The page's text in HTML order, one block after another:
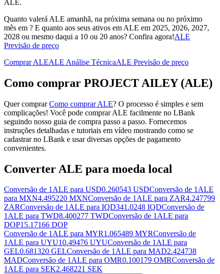
ALE.
Quanto valerá ALE amanhã, na próxima semana ou no próximo
mês em ? E quanto aos seus ativos em ALE em 2025, 2026, 2027,
2028 ou mesmo daqui a 10 ou 20 anos? Confira agora!ALE
Previsão de preço
Comprar ALEALE Análise TécnicaALE Previsão de preço
Como comprar PROJECT AILEY (ALE)
Quer comprarComo comprar ALE? O processo é simples e sem
complicações! Você pode comprar ALE facilmente no LBank
seguindo nosso guia de compra passo a passo. Fornecemos
instruções detalhadas e tutoriais em vídeo mostrando como se
cadastrar no LBank e usar diversas opções de pagamento
convenientes.
Converter ALE para moeda local
Conversão de 1ALE para USD0.260543 USDConversão de 1ALE
para MXN4.495220 MXNConversão de 1ALE para ZAR4.247799
ZARConversão de 1ALE para IQD341.0248 IQDConversão de
1ALE para TWD8.400277 TWDConversão de 1ALE para
DOP15.17166 DOP
Conversão de 1ALE para MYR1.065489 MYRConversão de
1ALE para UYU10.49476 UYUConversão de 1ALE para
GEL0.681320 GELConversão de 1ALE para MAD2.424738
MADConversão de 1ALE para OMR0.100179 OMRConversão de
1ALE para SEK2.468221 SEK